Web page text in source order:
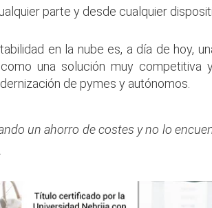
parte y desde cualquier
en la nube es, a día de hoy,
una solución muy competitiva
de pymes y autónomos.
un ahorro de costes y no lo